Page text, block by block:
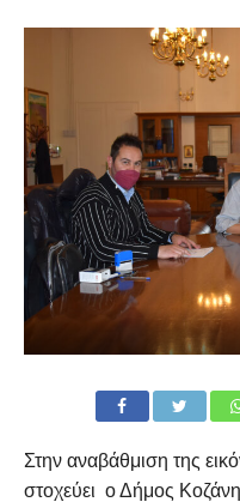
Στην αναβάθμιση της
στοχεύει ο Δήμος